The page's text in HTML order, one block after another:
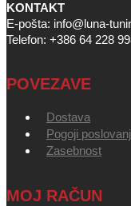
KONTAKT
E-pošta: info@luna-
Telefon: +386 64 228
POVEZAVE
Dostava
Pogoji
Zasebnost
MOJ RAČUN